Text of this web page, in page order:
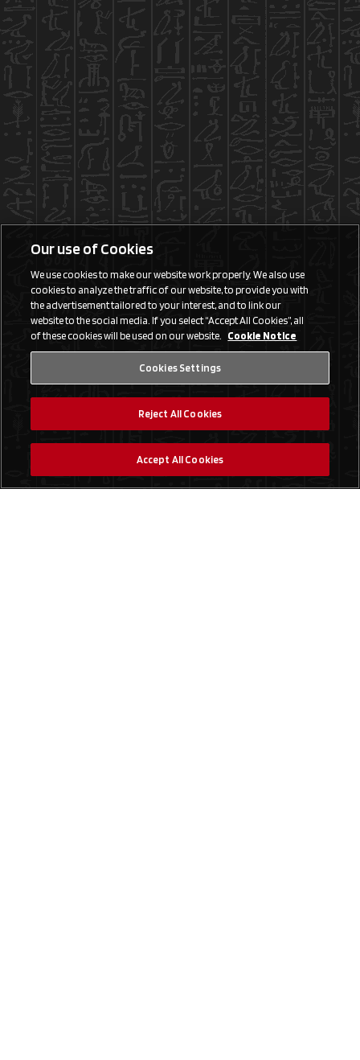
Our use of Cookies
We use cookies to make our website work properly. We also use
cookies to analyze the traffic of our website, to provide you with
the advertisement tailored to your interest, and to link our
website to the social media. If you select “Accept All Cookies”, all
of these cookies will be used on our website. Cookie Notice
Cookies Settings
Reject All Cookies
Accept All Cookies